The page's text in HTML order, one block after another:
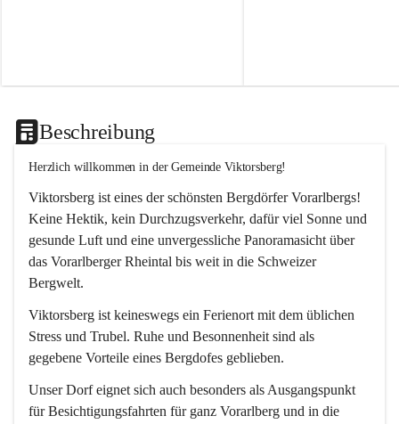
Beschreibung
Herzlich willkommen in der Gemeinde Viktorsberg!
Viktorsberg ist eines der schönsten Bergdörfer Vorarlbergs!
Keine Hektik, kein Durchzugsverkehr, dafür viel Sonne und
gesunde Luft und eine unvergessliche Panoramasicht über
das Vorarlberger Rheintal bis weit in die Schweizer
Bergwelt.
Viktorsberg ist keineswegs ein Ferienort mit dem üblichen
Stress und Trubel. Ruhe und Besonnenheit sind als
gegebene Vorteile eines Bergdofes geblieben.
Unser Dorf eignet sich auch besonders als Ausgangspunkt
für Besichtigungsfahrten für ganz Vorarlberg und in die